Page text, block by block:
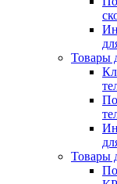
Товары
Товары